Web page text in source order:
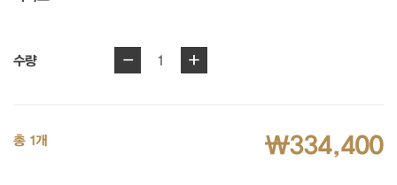
수량 - 1 +
총 1개 ₩334,400